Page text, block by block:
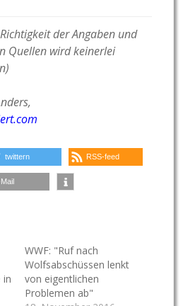
der Angaben und
Quellen wird keinerlei
twittern RSS-feed
in
WWF: "Ruf nach
Wolfsabschüssen lenkt
von eigentlichen
Problemen ab"